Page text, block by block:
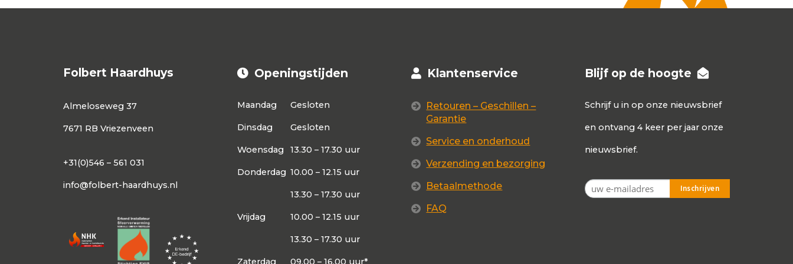
Folbert Haardhuys
Almeloseweg 37
7671 RB Vriezenveen
+31(0)546 – 561 031
info@folbert-haardhuys.nl
Openingstijden
Maandag Gesloten
Dinsdag Gesloten
Woensdag 13.30 – 17.30 uur
Donderdag 10.00 – 12.15 uur
13.30 – 17.30 uur
Vrijdag 10.00 – 12.15 uur
13.30 – 17.30 uur
Zaterdag 09.00 – 16.00 uur*
Klantenservice
Retouren – Geschillen –
Garantie
Service en onderhoud
Verzending en bezorging
Betaalmethode
FAQ
Blijf op de hoogte
Schrijf u in op onze nieuwsbrief
en ontvang 4 keer per jaar onze
nieuwsbrief.